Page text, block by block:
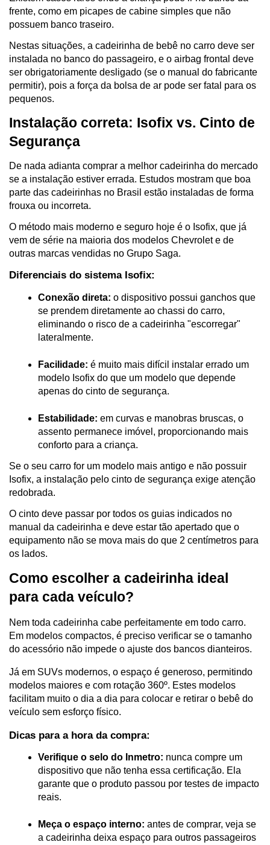
frente, como em picapes de cabine simples que não
possuem banco traseiro.
Nestas situações, a cadeirinha de bebê no carro deve ser
instalada no banco do passageiro, e o airbag frontal deve
ser obrigatoriamente desligado (se o manual do fabricante
permitir), pois a força da bolsa de ar pode ser fatal para os
pequenos.
Instalação correta: Isofix vs. Cinto de
Segurança
De nada adianta comprar a melhor cadeirinha do mercado
se a instalação estiver errada. Estudos mostram que boa
parte das cadeirinhas no Brasil estão instaladas de forma
frouxa ou incorreta.
O método mais moderno e seguro hoje é o Isofix, que já
vem de série na maioria dos modelos Chevrolet e de
outras marcas vendidas no Grupo Saga.
Diferenciais do sistema Isofix:
Conexão direta: o dispositivo possui ganchos que
se prendem diretamente ao chassi do carro,
eliminando o risco de a cadeirinha "escorregar"
lateralmente.
Facilidade: é muito mais difícil instalar errado um
modelo Isofix do que um modelo que depende
apenas do cinto de segurança.
Estabilidade: em curvas e manobras bruscas, o
assento permanece imóvel, proporcionando mais
conforto para a criança.
Se o seu carro for um modelo mais antigo e não possuir
Isofix, a instalação pelo cinto de segurança exige atenção
redobrada.
O cinto deve passar por todos os guias indicados no
manual da cadeirinha e deve estar tão apertado que o
equipamento não se mova mais do que 2 centímetros para
os lados.
Como escolher a cadeirinha ideal
para cada veículo?
Nem toda cadeirinha cabe perfeitamente em todo carro.
Em modelos compactos, é preciso verificar se o tamanho
do acessório não impede o ajuste dos bancos dianteiros.
Já em SUVs modernos, o espaço é generoso, permitindo
modelos maiores e com rotação 360º. Estes modelos
facilitam muito o dia a dia para colocar e retirar o bebê do
veículo sem esforço físico.
Dicas para a hora da compra:
Verifique o selo do Inmetro: nunca compre um
dispositivo que não tenha essa certificação. Ela
garante que o produto passou por testes de impacto
reais.
Meça o espaço interno: antes de comprar, veja se
a cadeirinha deixa espaço para outros passageiros